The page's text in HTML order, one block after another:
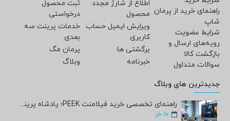
راهنمای خرید از پرمان
شاپ
شرایط عضویت
رویه‌های ارسال و
بازگشت کالا
سوالات متداول
اطلاع از شارژ مجدد
محصول
ویرایش ایمیل حساب
کاربری
برگشتی ها
خبرنامه
ثبت محصول
درخواستی
خدمات پرینت سه
بعدی
پرمان مگ
وبلاگ
جدیدترین های وبلاگ
راهنمای تخصصی خرید فیلامنت PEEK؛ پادشاه پرینت سه‌بعدی صنعتی و پزشکی + مشخصات فنی
10 خر